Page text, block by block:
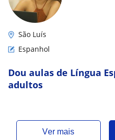
São Luís
Espanhol
Dou aulas de Língua
adultos
ver mais